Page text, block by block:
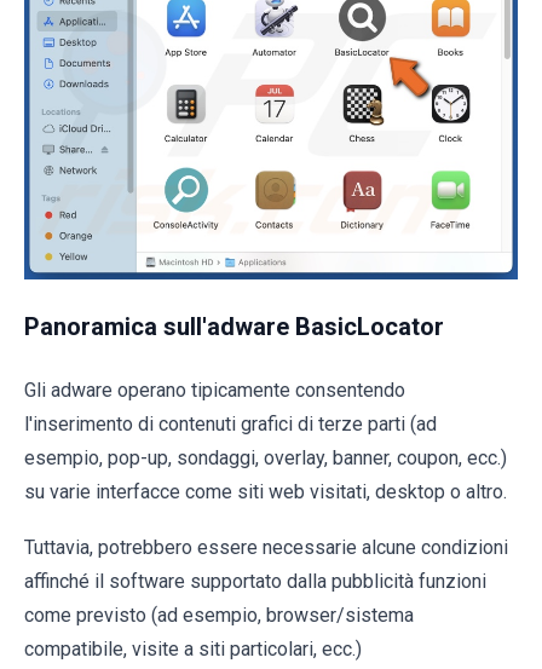
Panoramica sull'adware BasicLocator
Gli adware operano tipicamente consentendo
l'inserimento di contenuti grafici di terze parti (ad
esempio, pop-up, sondaggi, overlay, banner, coupon, ecc.)
su varie interfacce come siti web visitati, desktop o altro.
Tuttavia, potrebbero essere necessarie alcune condizioni
affinché il software supportato dalla pubblicità funzioni
come previsto (ad esempio, browser/sistema
compatibile, visite a siti particolari, ecc.)